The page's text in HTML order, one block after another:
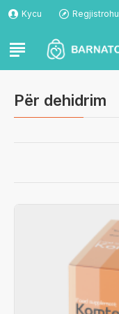
Kycu Regjistrohu
Për dehidrim